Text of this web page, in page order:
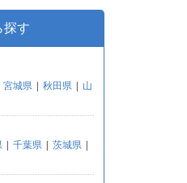
探す
宮城県 | 秋田県 | 山
| 千葉県 | 茨城県 |